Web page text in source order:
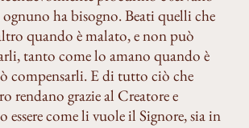
ha bisogno. Beati quelli che
quando è malato, e non può
tanto come lo amano quando è
compensarli. E di tutto ciò che
rendano grazie al Creatore e
essere come li vuole il Signore, sia in